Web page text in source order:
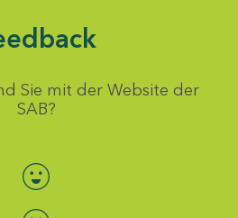
Sie mit der Website der
SAB?
Bewertung auswählen